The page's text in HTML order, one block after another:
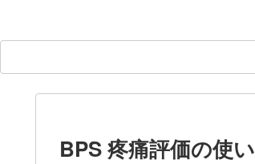
BPS 疼痛評価の使